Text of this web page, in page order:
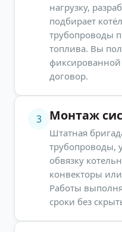
нагрузку,
подбирает
трубопроводы
топлива. Вы
договор.
3 Монтаж
Штатная
трубопроводы,
обвязку
конвекторы
Работы
сроки без